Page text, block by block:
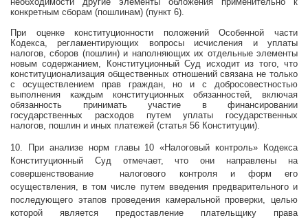
конкретным сборам (пошлинам) (пункт 6).
При оценке конституционности положений Особенной части
Кодекса, регламентирующих вопросы исчисления и уплаты
налогов, сборов (пошлин) и наполняющих их отдельные элементы
новым содержанием, Конституционный Суд исходит из того, что
конституционализация общественных отношений связана не только
с осуществлением прав граждан, но и с добросовестностью
выполнения каждым конституционных обязанностей, включая
обязанность принимать участие в финансировании
государственных расходов путем уплаты государственных
налогов, пошлин и иных платежей (статья 56 Конституции).
10. При анализе норм главы 10 «Налоговый контроль» Кодекса
Конституционный Суд отмечает, что они направлены на
совершенствование
налогового контроля и форм его
осуществления, в том числе путем введения предварительного и
последующего этапов проведения камеральной проверки, целью
которой является предоставление плательщику права